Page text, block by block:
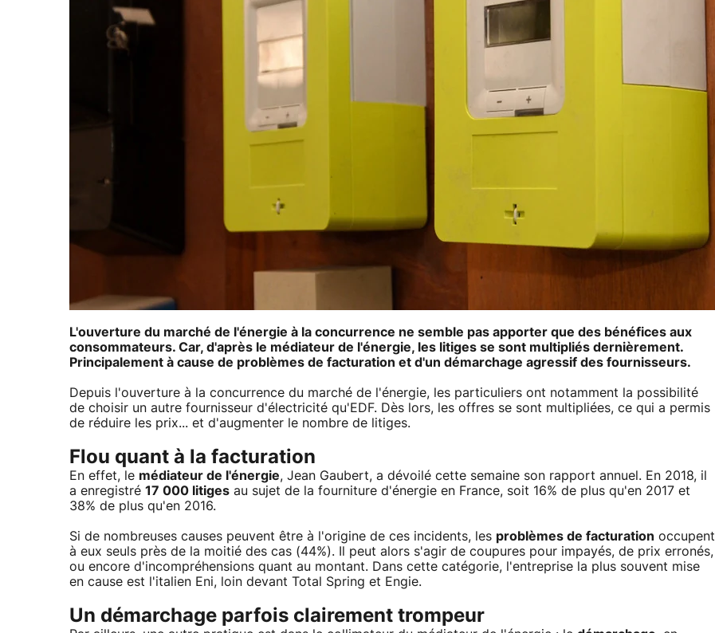
L'ouverture du marché de l'énergie à la concurrence ne semble pas apporter que des bénéfices aux
consommateurs. Car, d'après le médiateur de l'énergie, les litiges se sont multipliés dernièrement.
Principalement à cause de problèmes de facturation et d'un démarchage agressif des fournisseurs.
Depuis l'ouverture à la concurrence du marché de l'énergie, les particuliers ont notamment la possibilité
de choisir un autre fournisseur d'électricité qu'EDF. Dès lors, les offres se sont multipliées, ce qui a permis
de réduire les prix... et d'augmenter le nombre de litiges.
Flou quant à la facturation
En effet, le médiateur de l'énergie, Jean Gaubert, a dévoilé cette semaine son rapport annuel. En 2018, il
a enregistré 17 000 litiges au sujet de la fourniture d'énergie en France, soit 16% de plus qu'en 2017 et
38% de plus qu'en 2016.
Si de nombreuses causes peuvent être à l'origine de ces incidents, les problèmes de facturation occupent
à eux seuls près de la moitié des cas (44%). Il peut alors s'agir de coupures pour impayés, de prix erronés,
ou encore d'incompréhensions quant au montant. Dans cette catégorie, l'entreprise la plus souvent mise
en cause est l'italien Eni, loin devant Total Spring et Engie.
Un démarchage parfois clairement trompeur